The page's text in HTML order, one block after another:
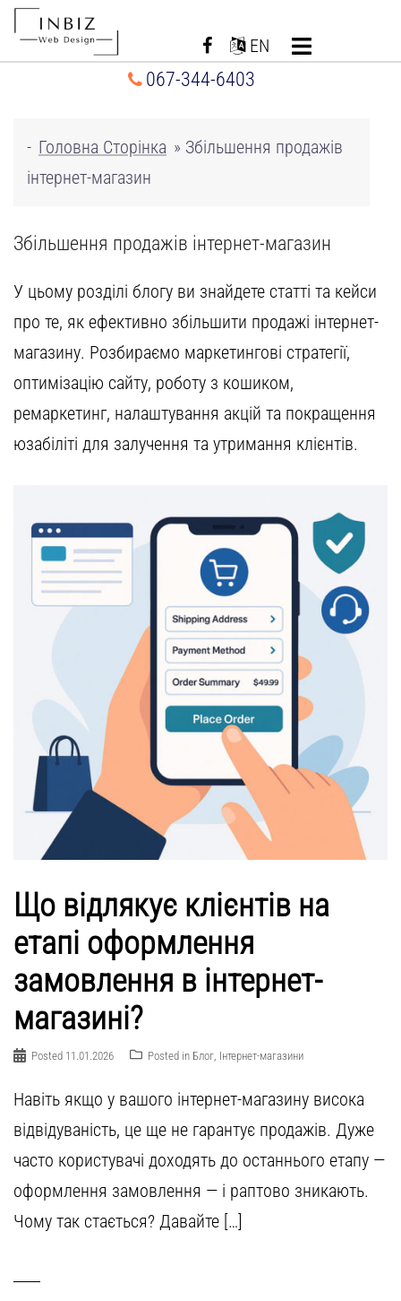
Перейти
EN
067-344-6403
- Головна Сторінка » Збільшення продажів
інтернет-магазин
Збільшення продажів інтернет-магазин
У цьому розділі блогу ви знайдете статті та кейси
про те, як ефективно збільшити продажі інтернет-
магазину. Розбираємо маркетингові стратегії,
оптимізацію сайту, роботу з кошиком,
ремаркетинг, налаштування акцій та покращення
юзабіліті для залучення та утримання клієнтів.
Що відлякує клієнтів на
етапі оформлення
замовлення в інтернет-
магазині?
Posted 11.01.2026 Posted in Блог Інтернет-магазини
Навіть якщо у вашого інтернет-магазину висока
відвідуваність, це ще не гарантує продажів. Дуже
часто користувачі доходять до останнього етапу —
оформлення замовлення — і раптово зникають.
Чому так стається? Давайте […]